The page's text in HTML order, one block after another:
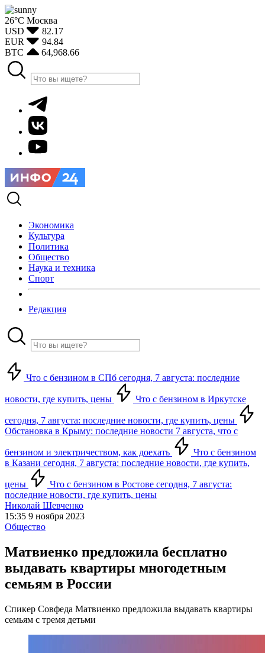
26°С Москва
USD
82.17
EUR
94.84
BTC
64,968.66
Экономика
Культура
Политика
Общество
Наука и техника
Спорт
Редакция
Что с бензином в СПб сегодня, 7 августа: последние
новости, где купить, цены Что с бензином в Иркутске
сегодня, 7 августа: последние новости, где купить, цены
Обстановка в Крыму: последние новости 7 августа, что с
бензином и электричеством, как доехать
Что с бензином
в Казани сегодня, 7 августа: последние новости, где купить,
цены
Что с бензином в Ростове сегодня, 7 августа:
последние новости, где купить, цены
Николай Шевченко
15:35 9 ноября 2023
Общество
Матвиенко предложила бесплатно
выдавать квартиры многодетным
семьям в России
Спикер Совфеда Матвиенко предложила выдавать квартиры
семьям с тремя детьми